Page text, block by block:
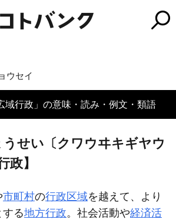
ウセイ
域行政」の意味・読み・例文・類語
うせい〔クワウヰキギヤウ
政】
市町村の行政 区域を越えて、より
する地方行政。社会活動や経済活